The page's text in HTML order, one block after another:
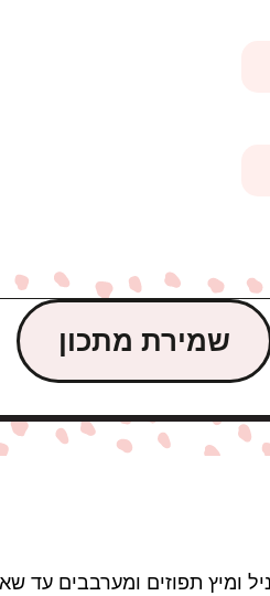
שמירת מתכון